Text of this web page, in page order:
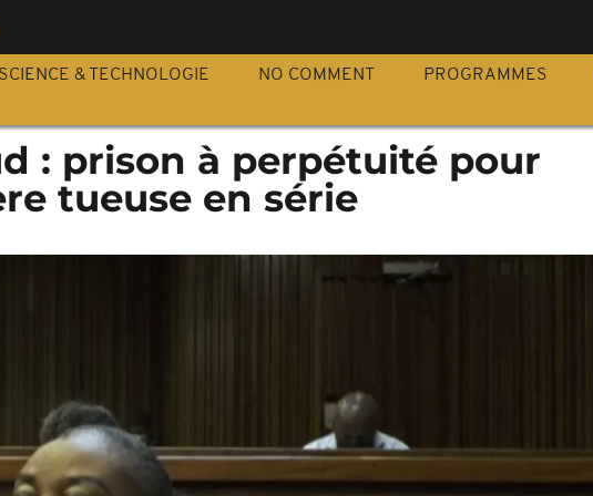
SCIENCE & TECHNOLOGIE NO COMMENT PROGRAMMES
: prison à perpétuité pour
tueuse en série